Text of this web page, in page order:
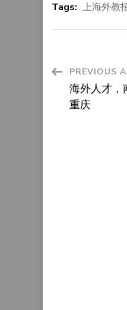
Tags: 上海外教
PostPREVIOUS
海外人才，
重庆